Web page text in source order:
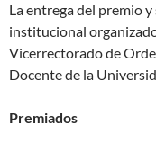
La entrega del premio
institucional
Vicerrectorado de
Docente de la
Premiados